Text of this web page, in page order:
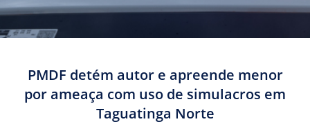
PMDF detém autor e apreende menor
por ameaça com uso de simulacros em
Taguatinga Norte